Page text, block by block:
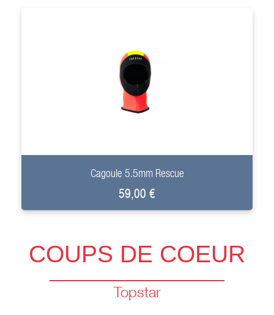
+
Cagoule 5.5mm Rescue
59,00 €
COUPS DE COEUR
Topstar